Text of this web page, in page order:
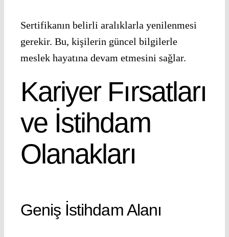
Sertifikanın belirli aralıklarla yenilenmesi
gerekir. Bu, kişilerin güncel bilgilerle
meslek hayatına devam etmesini sağlar.
Kariyer Fırsatları
ve İstihdam
Olanakları
Geniş İstihdam Alanı